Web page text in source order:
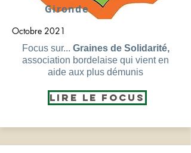
Gironde
Octobre 2021
Focus sur... Graines de Solidarité,
association bordelaise qui vient en
aide aux plus démunis
Lire le Focus